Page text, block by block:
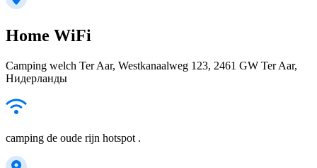
Home WiFi
Camping welch Ter Aar, Westkanaalweg 123, 2461 GW Ter Aar,
Нидерланды
camping de oude rijn hotspot .